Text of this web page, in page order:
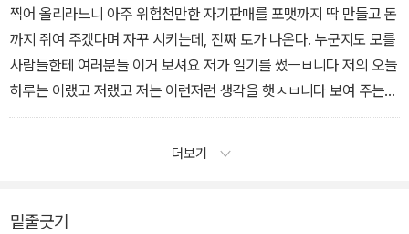
선배이자 친구가 그걸 또 해 보자고 연락을 해 왔다. 독서 모임을. 일
테면 인생이…… 허하다는 거였다. 나도 그랬다.
독서회라고 해 봤자 2주에 한 번 퇴근하고 만나 저녁을 먹고 읽은 책
에 대해 가벼운 감상을 나눈 뒤 다음 읽을 책을 정하는 것이 전부다.
사실 책 같은 건 아무래도 좋고 그날 먹을 메뉴나 반주로 마실 고량주
일 따위가 더 중요하게 느껴지기도 하지만, 그래도 꾸준히 이어져 어
이라면 지긋지긋하다. 머릿속이 까매질 때까지 교정을 한 다음 또 뭔
찍어 올리라느니 아주 위험천만한 자기판매를 포맷까지 딱 만들고 돈
까지 쥐여 주겠다며 자꾸 시키는데, 진짜 토가 나온다. 누군지도 모를
사람들한테 여러분들 이거 보셔요 저가 일기를 썼ㅡㅂ니다 저의 오늘
하루는 이랬고 저랬고 저는 이런저런 생각을 햇ㅅㅂ니다 보여 주는
거? 말할 것도 없이 재밌는 일이다. 쓰기뿐 아니라 읽기도 재밌다. 비
이 오늘날의 우리에게 어쩔 수 없이 중요한 미덕이라고도 생각한다.
더보기
밑줄긋기